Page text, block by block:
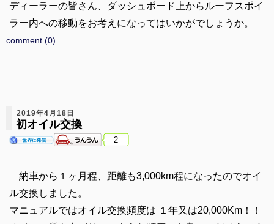
ディーラーの皆さん、ダッシュボード上からルーフスポイ
ラー内への移動をお考えになってはいかがでしょうか。
comment (0)
2019年4月18日
初オイル交換
2
納車から１ヶ月程、距離も3,000km程になったのでオイ
ル交換しました。
マニュアルではオイル交換頻度は １年又は20,000Km！！